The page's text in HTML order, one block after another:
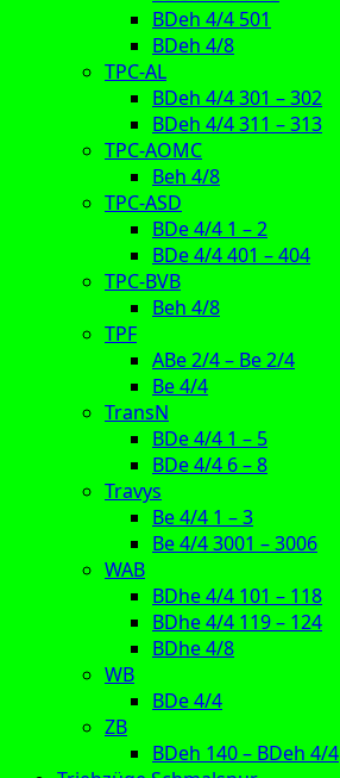
BDeh 4/4 501
BDeh 4/8
TPC-AL
BDeh 4/4 301 – 302
BDeh 4/4 311 – 313
TPC-AOMC
Beh 4/8
TPC-ASD
BDe 4/4 1 – 2
BDe 4/4 401 – 404
TPC-BVB
Beh 4/8
TPF
ABe 2/4 – Be 2/4
Be 4/4
TransN
BDe 4/4 1 – 5
BDe 4/4 6 – 8
Travys
Be 4/4 1 – 3
Be 4/4 3001 – 3006
WAB
BDhe 4/4 101 – 118
BDhe 4/4 119 – 124
BDhe 4/8
WB
BDe 4/4
ZB
BDeh 140 – BDeh 4/4